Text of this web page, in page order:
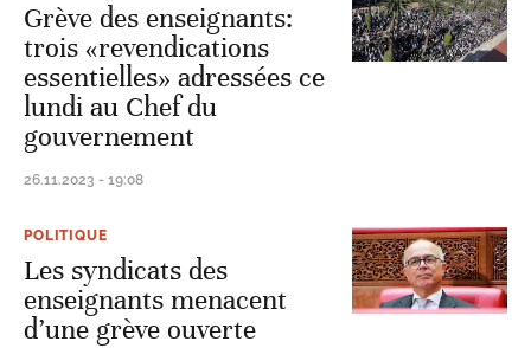
Grève des enseignants:
trois «revendications
essentielles» adressées ce
lundi au Chef du
gouvernement
26.11.2023 - 19:08
POLITIQUE
Les syndicats des
enseignants menacent
d’une grève ouverte